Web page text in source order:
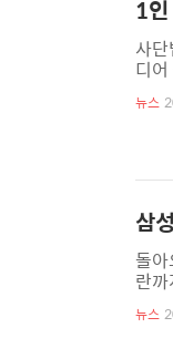
1
사
디
IT
영
뉴스
삼
돌
란
기
이
뉴스